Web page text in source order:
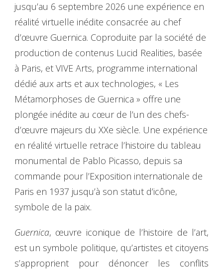
jusqu’au 6 septembre 2026 une expérience en
réalité virtuelle inédite consacrée au chef
d’œuvre Guernica. Coproduite par la société de
production de contenus Lucid Realities, basée
à Paris, et VIVE Arts, programme international
dédié aux arts et aux technologies, « Les
Métamorphoses de Guernica » offre une
plongée inédite au cœur de l’un des chefs-
d’œuvre majeurs du XXe siècle. Une expérience
en réalité virtuelle retrace l’histoire du tableau
monumental de Pablo Picasso, depuis sa
commande pour l’Exposition internationale de
Paris en 1937 jusqu’à son statut d’icône,
symbole de la paix.
Guernica, œuvre iconique de l’histoire de l’art,
est un symbole politique, qu’artistes et citoyens
s’approprient pour dénoncer les conflits